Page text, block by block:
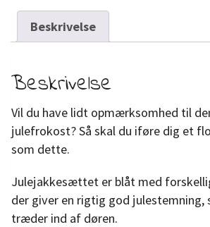
Beskrivelse
Beskrivelse
Vil du have lidt opmærksomhed til
julefrokost? Så skal du iføre dig et
som dette.
Julejakkesættet er blåt med
der giver en rigtig god julestemning,
træder ind af døren.